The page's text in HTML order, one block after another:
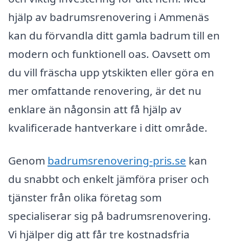
hjälp av badrumsrenovering i Ammenäs
kan du förvandla ditt gamla badrum till en
modern och funktionell oas. Oavsett om
du vill fräscha upp ytskikten eller göra en
mer omfattande renovering, är det nu
enklare än någonsin att få hjälp av
kvalificerade hantverkare i ditt område.
Genom badrumsrenovering-pris.se kan
du snabbt och enkelt jämföra priser och
tjänster från olika företag som
specialiserar sig på badrumsrenovering.
Vi hjälper dig att får tre kostnadsfria